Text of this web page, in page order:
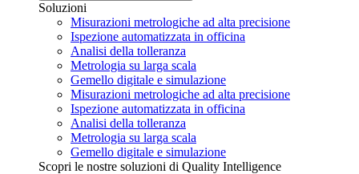
Soluzioni
Misurazioni metrologiche ad alta precisione
Ispezione automatizzata in officina
Analisi della tolleranza
Metrologia su larga scala
Gemello digitale e simulazione
Misurazioni metrologiche ad alta precisione
Ispezione automatizzata in officina
Analisi della tolleranza
Metrologia su larga scala
Gemello digitale e simulazione
Scopri le nostre soluzioni di Quality Intelligence